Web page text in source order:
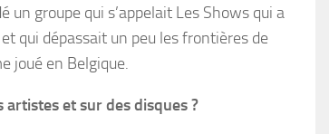
un groupe qui s’appelait Les Shows qui a
qui dépassait un peu les frontières de
joué en Belgique.
artistes et sur des disques ?